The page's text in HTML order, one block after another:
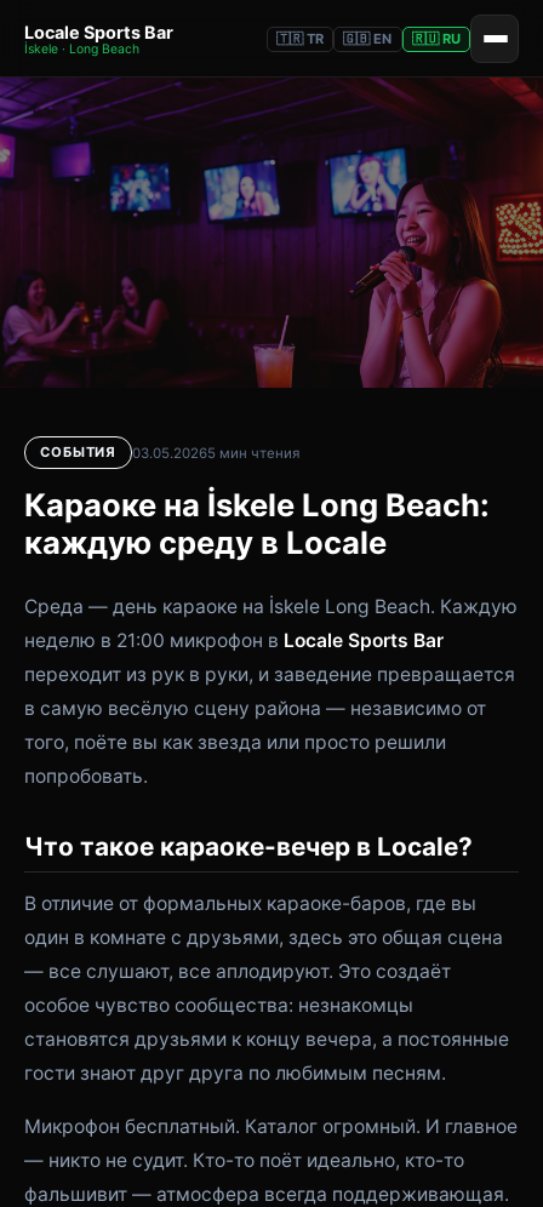
Locale Sports Bar
İskele · Long Beach
🇹🇷 TR 🇬🇧 EN 🇷🇺 RU
СОБЫТИЯ 03.05.20265 мин чтения
Караоке на İskele Long Beach:
каждую среду в Locale
Среда — день караоке на İskele Long Beach. Каждую
неделю в 21:00 микрофон в Locale Sports Bar
переходит из рук в руки, и заведение превращается
в самую весёлую сцену района — независимо от
того, поёте вы как звезда или просто решили
попробовать.
Что такое караоке-вечер в Locale?
В отличие от формальных караоке-баров, где вы
один в комнате с друзьями, здесь это общая сцена
— все слушают, все аплодируют. Это создаёт
особое чувство сообщества: незнакомцы
становятся друзьями к концу вечера, а постоянные
гости знают друг друга по любимым песням.
Микрофон бесплатный. Каталог огромный. И главное
— никто не судит. Кто-то поёт идеально, кто-то
фальшивит — атмосфера всегда поддерживающая.